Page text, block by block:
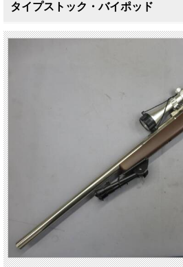
タイプストック・バイポッド